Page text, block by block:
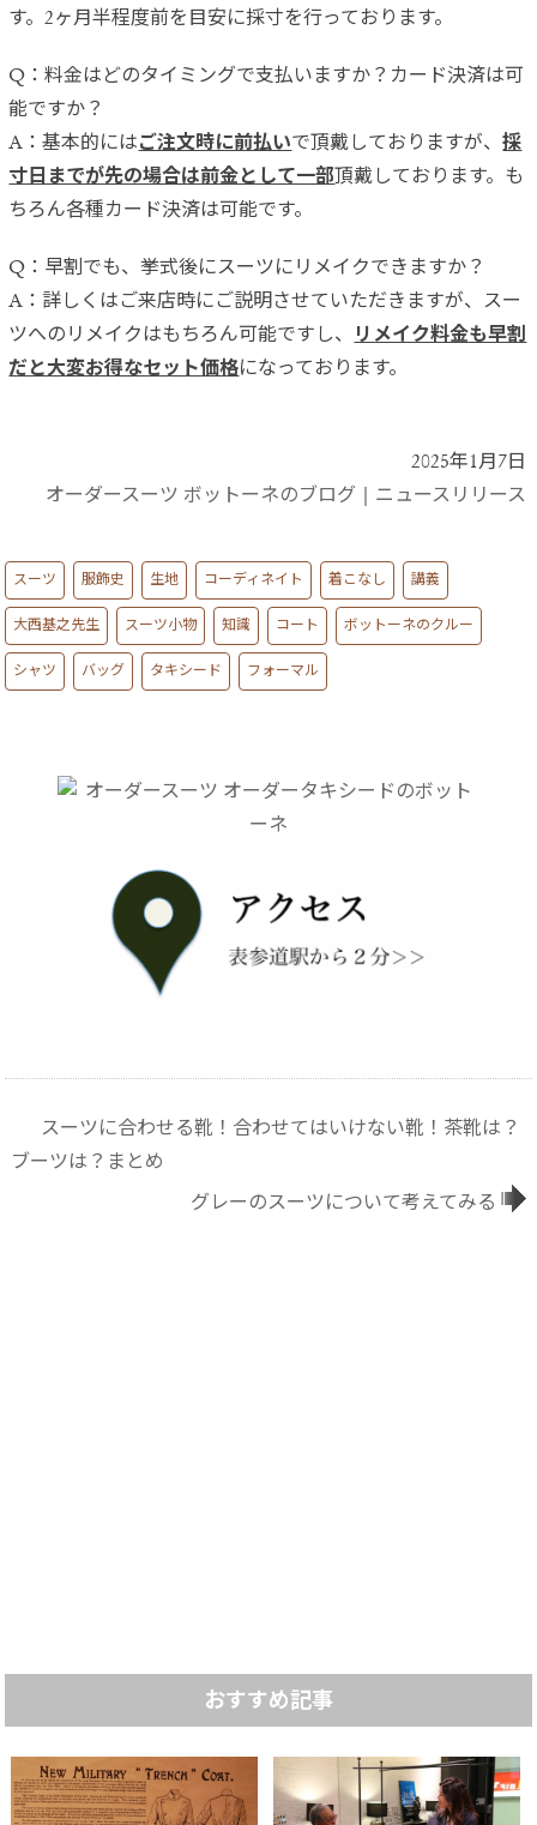
す。2ヶ月半程度前を目安に採寸を行っております。
Q：料金はどのタイミングで支払いますか？カード決済は可
能ですか？
A：基本的にはご注文時に前払いで頂戴しておりますが、採
寸日までが先の場合は前金として一部頂戴しております。も
ちろん各種カード決済は可能です。
Q：早割でも、挙式後にスーツにリメイクできますか？
A：詳しくはご来店時にご説明させていただきますが、スー
ツへのリメイクはもちろん可能ですし、
リメイク料金も早割
だと大変お得なセット価格になっております。
2025年1月7日
オーダースーツ ボットーネのブログ
ニュースリリース
スーツ 服飾史 生地 コーディネイト 着こなし 講義
大西基之先生 スーツ小物 知識 コート ボットーネのクルー
シャツ バッグ タキシード フォーマル
スーツに合わせる靴！合わせてはいけない靴！茶靴は？
ブーツは？まとめ
グレーのスーツについて考えてみる
おすすめ記事